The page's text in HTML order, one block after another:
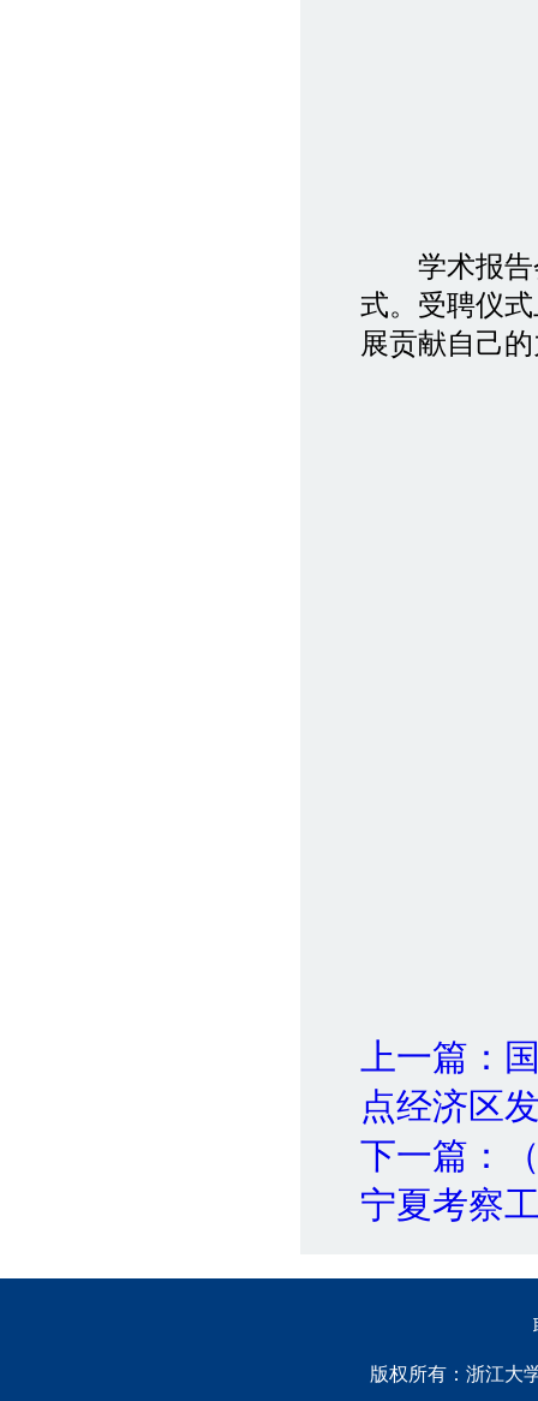
学术报告会
式。受聘仪
展贡献自己
上一篇：
点经济区
下一篇：
宁夏考察
版权所有：浙江大